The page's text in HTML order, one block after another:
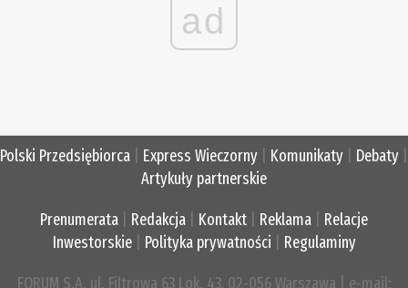
ad
Polski Przedsiębiorca Express Wieczorny Komunikaty Debaty
Artykuły partnerskie
Prenumerata Redakcja Kontakt Reklama
Relacje
Inwestorskie| Polityka prywatności Regulaminy
FORUM S.A. ul. Filtrowa 63 Lok. 43, 02-056 Warszawa | e-mail: